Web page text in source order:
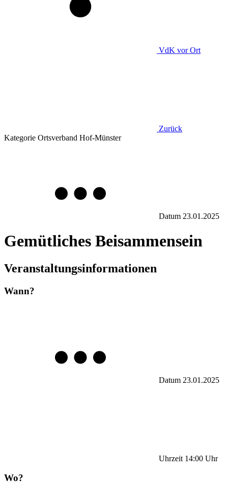
VdK vor Ort
Zurück
Kategorie Ortsverband Hof-Münster
Datum 23.01.2025
Gemütliches Beisammensein
Veranstaltungsinformationen
Wann?
Datum 23.01.2025
Uhrzeit 14:00 Uhr
Wo?